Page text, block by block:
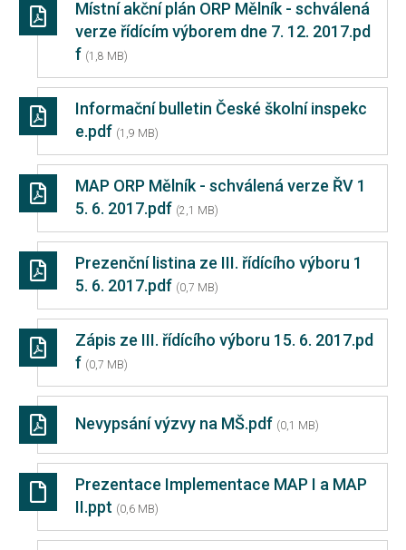
Místní akční plán ORP Mělník - schválená
verze řídícím výborem dne 7. 12. 2017.pd
f (1,8 MB)
Informační bulletin České školní inspekc
e.pdf (1,9 MB)
MAP ORP Mělník - schválená verze ŘV 1
5. 6. 2017.pdf (2,1 MB)
Prezenční listina ze III. řídícího výboru 1
5. 6. 2017.pdf (0,7 MB)
Zápis ze III. řídícího výboru 15. 6. 2017.pd
f (0,7 MB)
Nevypsání výzvy na MŠ.pdf (0,1 MB)
Prezentace Implementace MAP I a MAP
II.ppt (0,6 MB)